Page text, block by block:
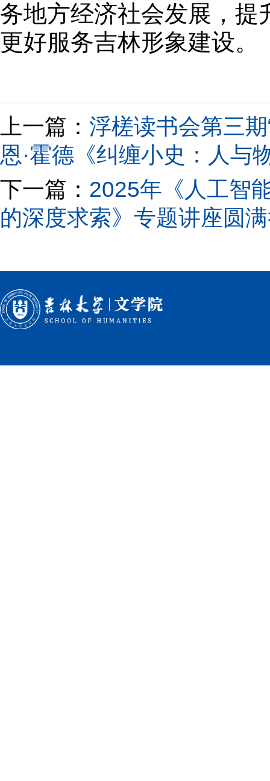
务地方经济社会发展，提
更好服务吉林形象建设。
上一篇： 浮槎读书会第三
恩·霍德《纠缠小史：人与
下一篇： 2025年《人工智
的深度求索》专题讲座圆